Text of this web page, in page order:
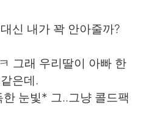
신 내가 꽉 안아줄까?
그래 우리딸이 아빠 한
은데.
눈빛* 그..그냥 콜드팩